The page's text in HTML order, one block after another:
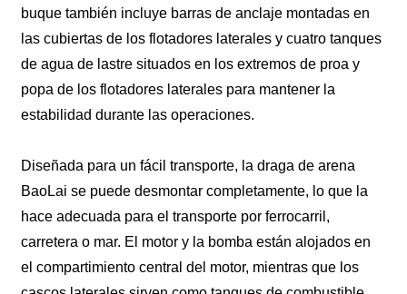
buque también incluye barras de anclaje montadas en
las cubiertas de los flotadores laterales y cuatro tanques
de agua de lastre situados en los extremos de proa y
popa de los flotadores laterales para mantener la
estabilidad durante las operaciones.
Diseñada para un fácil transporte, la draga de arena
BaoLai se puede desmontar completamente, lo que la
hace adecuada para el transporte por ferrocarril,
carretera o mar. El motor y la bomba están alojados en
el compartimiento central del motor, mientras que los